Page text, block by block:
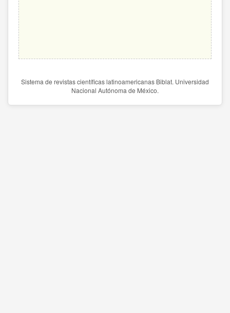
Sistema de revistas científicas latinoamericanas Biblat. Universidad
Nacional Autónoma de México.